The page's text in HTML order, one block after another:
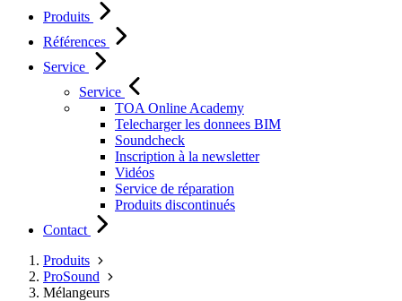
Produits
Références
Service
Service
TOA Online Academy
Telecharger les donnees BIM
Soundcheck
Inscription à la newsletter
Vidéos
Service de réparation
Produits discontinués
Contact
Produits
ProSound
Mélangeurs